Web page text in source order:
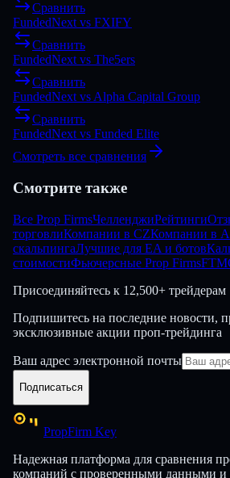
Сравнить
FundedNext vs FXIFY
Сравнить
FundedNext vs The5ers
Сравнить
FundedNext vs Alpha Capital Group
Сравнить
FundedNext vs Funded Elite
Смотреть все сравнения
Смотрите также
Все Prop FirmsЧелленджиРейтинги
торговлиКомпании в CZКомпании в
скальпингаЛучшие для EA и ботов
стоимостиФьючерсные Prop Firms
Присоединяйтесь к 12,500+ трейдерам
Подпишитесь на последние новости,
эксклюзивные акции проп-трейдинга
Ваш адрес электронной почты
Подписаться
PropFirm Key
Надежная платформа для сравнения
компаний с проверенными данными и